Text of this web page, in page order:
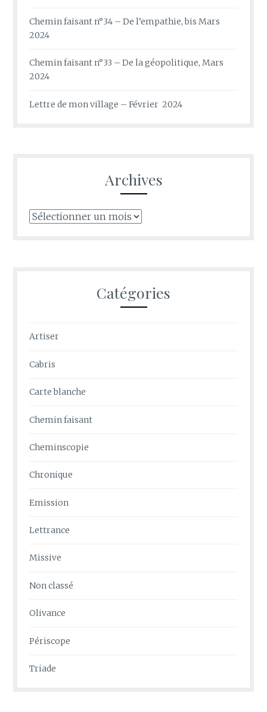
Chemin faisant n°34 – De l’empathie, bis Mars
2024
Chemin faisant n°33 – De la géopolitique, Mars
2024
Lettre de mon village – Février 2024
Archives
Archives
Catégories
Artiser
Cabris
Carte blanche
Chemin faisant
Cheminscopie
Chronique
Emission
Lettrance
Missive
Non classé
Olivance
Périscope
Triade